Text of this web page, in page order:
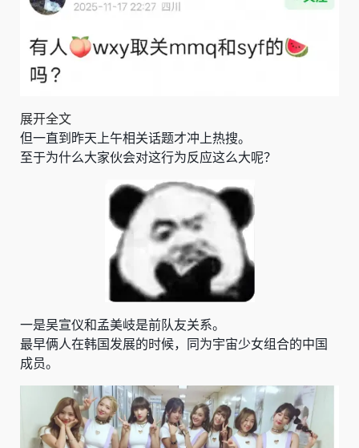
展开全文
但一直到昨天上午相关话题才冲上热搜。
至于为什么大家伙会对这行为反应这么大呢？
一是吴宣仪和孟美岐是前队友关系。
最早俩人在韩国发展的时候，同为宇宙少女组合的中国
成员。